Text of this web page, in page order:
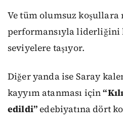
Ve tüm olumsuz koşullara
performansıyla liderliğini
seviyelere taşıyor.
Diğer yanda ise Saray
kayyım atanması için“
edildi”edebiyatına dört